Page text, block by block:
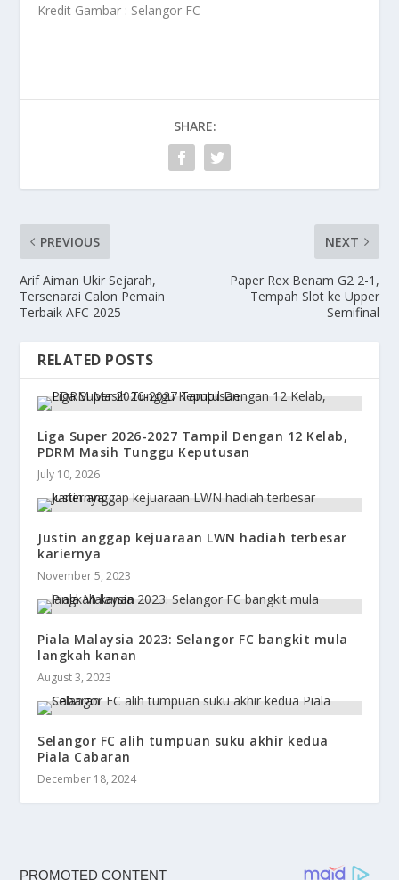
Kredit Gambar : Selangor FC
SHARE:
PREVIOUS
Arif Aiman Ukir Sejarah,
Tersenarai Calon Pemain
Terbaik AFC 2025
NEXT
Paper Rex Benam G2 2-1,
Tempah Slot ke Upper
Semifinal
RELATED POSTS
Liga Super 2026-2027 Tampil Dengan 12 Kelab,
PDRM Masih Tunggu Keputusan
July 10, 2026
Justin anggap kejuaraan LWN hadiah terbesar
kariernya
November 5, 2023
Piala Malaysia 2023: Selangor FC bangkit mula
langkah kanan
August 3, 2023
Selangor FC alih tumpuan suku akhir kedua
Piala Cabaran
December 18, 2024